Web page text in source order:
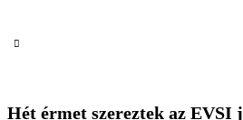
Hét érmet szereztek az EVSI